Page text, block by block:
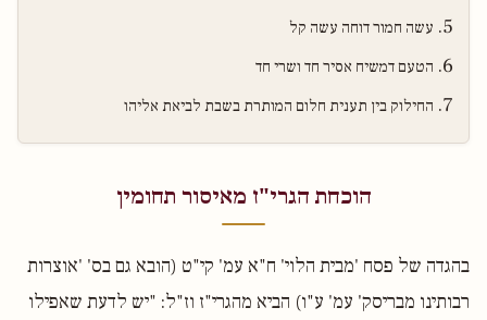
עשה חמור דוחה עשה קל
הטעם דמשיח אסיר חד ושרי חד
החילוק בין תענית חלום המותרת בשבת לביאת אליהו
הוכחת הגרי"ז מאיסור תחומין
בהגדה של פסח 'מבית הלוי' ח"א עמ' קי"ט (הובא גם בס' 'אוצרות
רבותינו מבריסק' עמ' ע"ו) הביא מהגרי"ז וז"ל: "יש לדעת שאפילו